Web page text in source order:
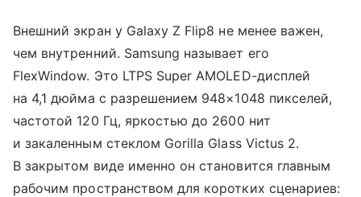
Внешний экран у Galaxy Z Flip8 не менее важен,
чем внутренний. Samsung называет его
FlexWindow. Это LTPS Super AMOLED-дисплей
на 4,1 дюйма с разрешением 948×1048 пикселей,
частотой 120 Гц, яркостью до 2600 нит
и закаленным стеклом Gorilla Glass Victus 2.
В закрытом виде именно он становится главным
рабочим пространством для коротких сценариев: